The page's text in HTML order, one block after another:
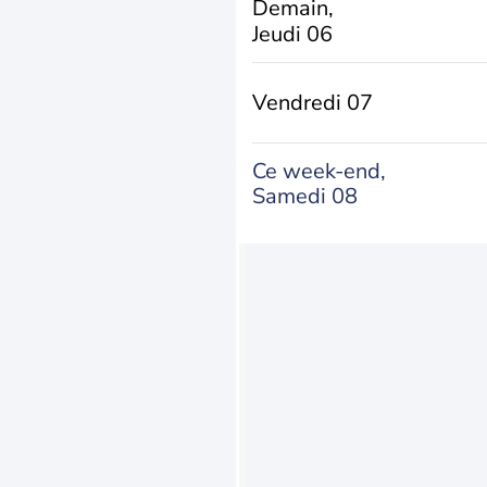
Demain,
Jeudi 06
Vendredi 07
Ce week-end,
Samedi 08